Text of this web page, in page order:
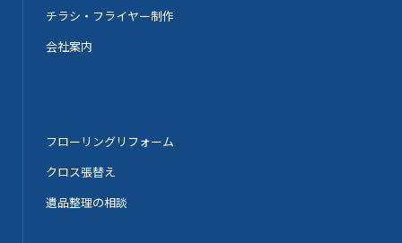
チラシ・フライヤー制作
会社案内
フローリングリフォーム
クロス張替え
遺品整理の相談